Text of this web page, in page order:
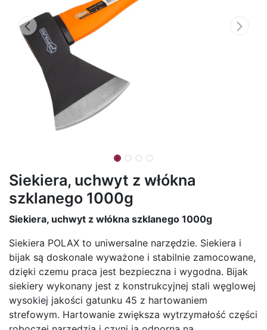
Siekiera, uchwyt z włókna
szklanego 1000g
Siekiera, uchwyt z włókna szklanego 1000g
Siekiera POLAX to uniwersalne narzędzie. Siekiera i
bijak są doskonale wyważone i stabilnie zamocowane,
dzięki czemu praca jest bezpieczna i wygodna. Bijak
siekiery wykonany jest z konstrukcyjnej stali węglowej
wysokiej jakości gatunku 45 z hartowaniem
strefowym. Hartowanie zwiększa wytrzymałość części